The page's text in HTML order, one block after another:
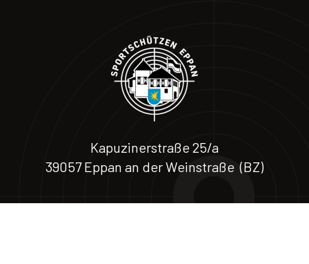
Kapuzinerstraße 25/a
39057 Eppan an der Weinstraße (BZ)